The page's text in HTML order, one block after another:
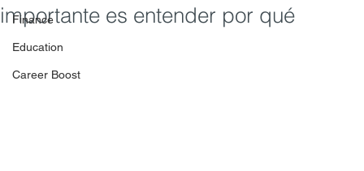
Finance
Education
Career Boost
importante es entender por qué